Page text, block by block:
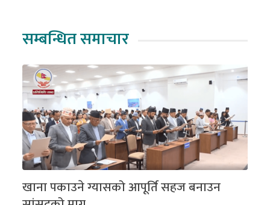
सम्बन्धित समाचार
खाना पकाउने ग्यासको आपूर्ति सहज बनाउन